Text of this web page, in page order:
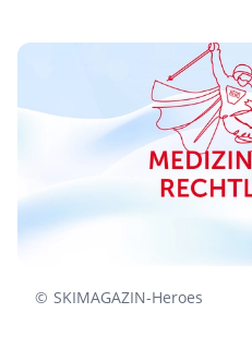
© SKIMAGAZIN-Heroes